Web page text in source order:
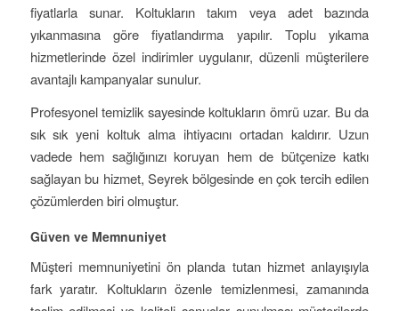
fiyatlarla sunar. Koltukların takım veya adet bazında
yıkanmasına göre fiyatlandırma yapılır. Toplu yıkama
hizmetlerinde özel indirimler uygulanır, düzenli müşterilere
avantajlı kampanyalar sunulur.
Profesyonel temizlik sayesinde koltukların ömrü uzar. Bu da
sık sık yeni koltuk alma ihtiyacını ortadan kaldırır. Uzun
vadede hem sağlığınızı koruyan hem de bütçenize katkı
sağlayan bu hizmet, Seyrek bölgesinde en çok tercih edilen
çözümlerden biri olmuştur.
Güven ve Memnuniyet
Müşteri memnuniyetini ön planda tutan hizmet anlayışıyla
fark yaratır. Koltukların özenle temizlenmesi, zamanında